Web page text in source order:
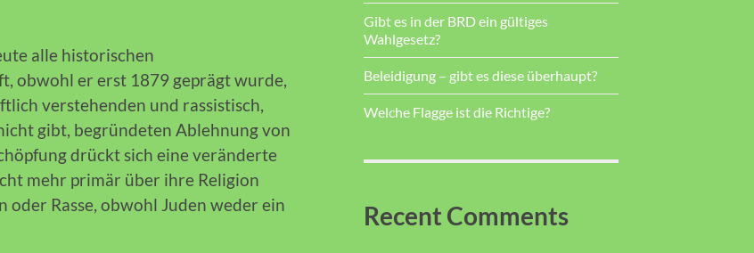
alle historischen
obwohl er erst 1879 geprägt wurde,
verstehenden und rassistisch,
gibt, begründeten Ablehnung von
drückt sich eine veränderte
mehr primär über ihre Religion
Rasse, obwohl Juden weder ein
Gibt es in der BRD ein gültiges
Wahlgesetz?
Beleidigung – gibt es diese überhaupt?
Welche Flagge ist die Richtige?
Recent Comments